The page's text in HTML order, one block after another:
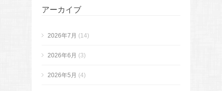
アーカイブ
2026年7月 (14)
2026年6月 (3)
2026年5月 (4)